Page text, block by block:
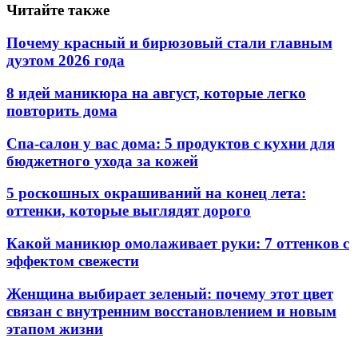
Читайте также
Почему красный и бирюзовый стали главным
дуэтом 2026 года
8 идей маникюра на август, которые легко
повторить дома
Спа-салон у вас дома: 5 продуктов с кухни для
бюджетного ухода за кожей
5 роскошных окрашиваний на конец лета:
оттенки, которые выглядят дорого
Какой маникюр омолаживает руки: 7 оттенков с
эффектом свежести
Женщина выбирает зеленый: почему этот цвет
связан с внутренним восстановлением и новым
этапом жизни